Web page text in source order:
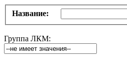
Название:
Группа ЛКМ: